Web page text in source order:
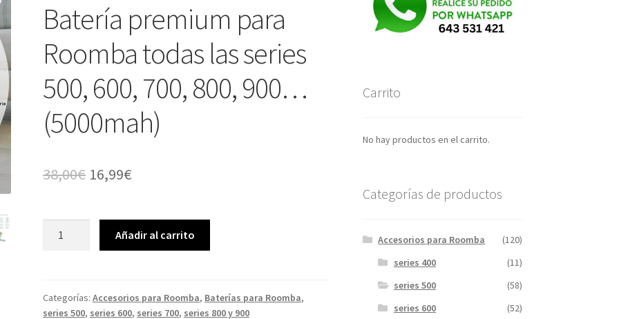
Batería premium para
Roomba todas las series
500, 600, 700, 800, 900…
(5000mah)
38,00€ El
original
era:
16,99€
actual
es:
todas
las
Añadir al carrito
Categorías:Accesorios para Roomba, Baterías para Roomba,
series 500, series 600, series 700, series 800 y 900
Carrito
No hay productos en el carrito.
Categorías de productos
Accesorios para Roomba
(120)
series 400
(11)
series 500
(58)
series 600
(52)